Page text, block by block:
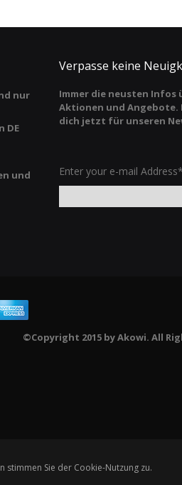
nur
DE
und
Verpasse keine
Immer die neusten Infos
Aktionen und Angebote.
dich jetzt für unseren
Enter your e-mail Address*
©Copyright 2015 by Akowi. All
Sie der Cookie-Nutzung zu.